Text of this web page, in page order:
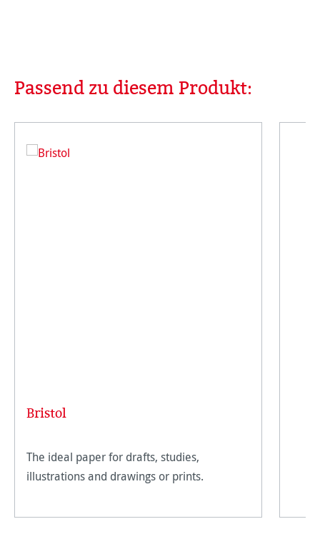
Produktgalerie überspringen
Passend zu diesem Produkt:
Bristol
The ideal paper for drafts, studies,
illustrations and drawings or prints.